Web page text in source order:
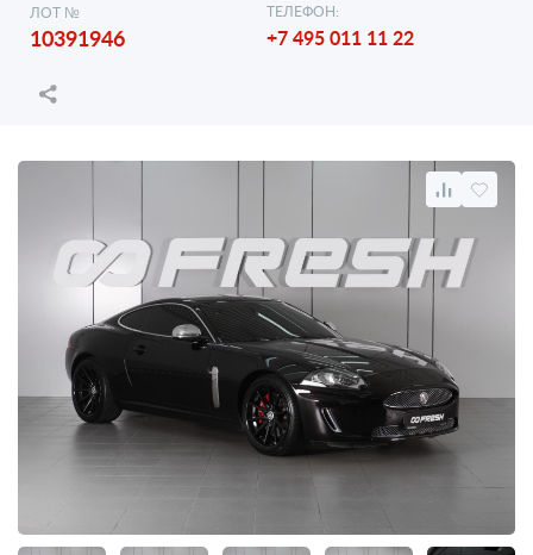
ЛОТ №
10391946
ТЕЛЕФОН:
+7 495 011 11 22